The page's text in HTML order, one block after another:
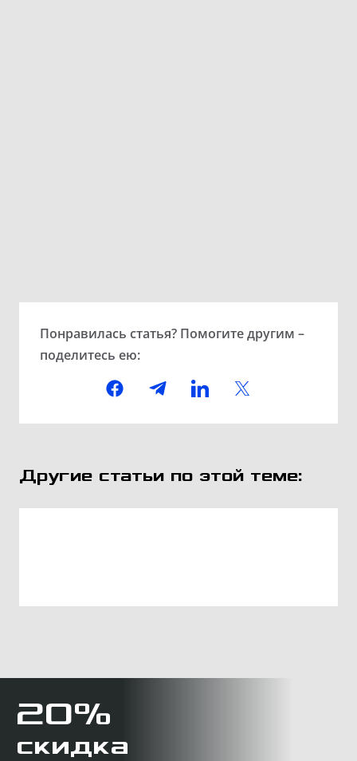
Понравилась статья? Помогите другим –
поделитесь ею:
Другие статьи по этой теме:
20%
скидка